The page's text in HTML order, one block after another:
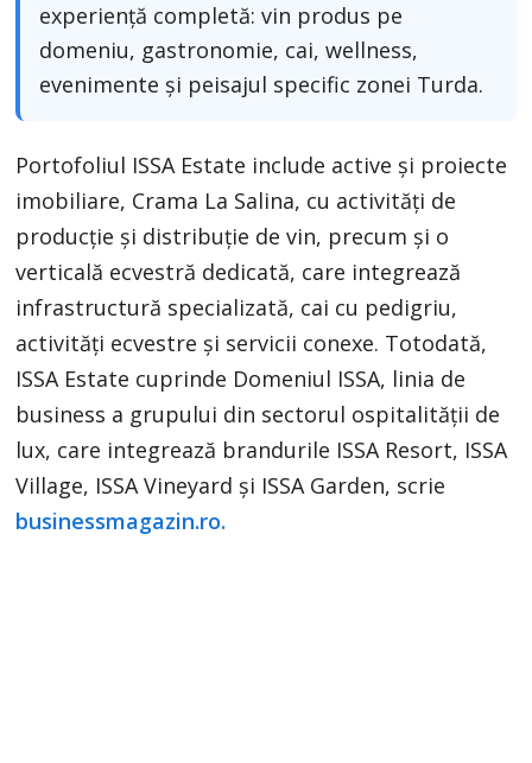
experiență completă: vin produs pe
domeniu, gastronomie, cai, wellness,
evenimente și peisajul specific zonei Turda.
Portofoliul ISSA Estate include active şi proiecte
imobiliare, Crama La Salina, cu activităţi de
producţie şi distribuţie de vin, precum şi o
verticală ecvestră dedicată, care integrează
infrastructură specializată, cai cu pedigriu,
activităţi ecvestre şi servicii conexe. Totodată,
ISSA Estate cuprinde Domeniul ISSA, linia de
business a grupului din sectorul ospitalităţii de
lux, care integrează brandurile ISSA Resort, ISSA
Village, ISSA Vineyard şi ISSA Garden, scrie
businessmagazin.ro.